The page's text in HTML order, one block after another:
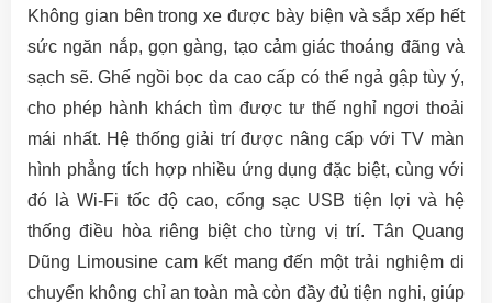
Không gian bên trong xe được bày biện và sắp xếp hết
sức ngăn nắp, gọn gàng, tạo cảm giác thoáng đãng và
sạch sẽ. Ghế ngồi bọc da cao cấp có thể ngả gập tùy ý,
cho phép hành khách tìm được tư thế nghỉ ngơi thoải
mái nhất. Hệ thống giải trí được nâng cấp với TV màn
hình phẳng tích hợp nhiều ứng dụng đặc biệt, cùng với
đó là Wi-Fi tốc độ cao, cổng sạc USB tiện lợi và hệ
thống điều hòa riêng biệt cho từng vị trí. Tân Quang
Dũng Limousine cam kết mang đến một trải nghiệm di
chuyển không chỉ an toàn mà còn đầy đủ tiện nghi, giúp